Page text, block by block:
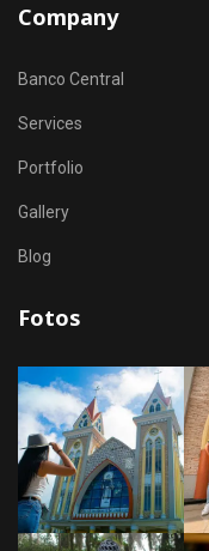
Company
Banco Central
Services
Portfolio
Gallery
Blog
Fotos